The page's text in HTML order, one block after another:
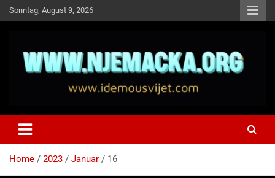
Skip
to
Sonntag, August 9, 2026
Idemo u Svijet-Njemacka!
Home 2023 Januar 16